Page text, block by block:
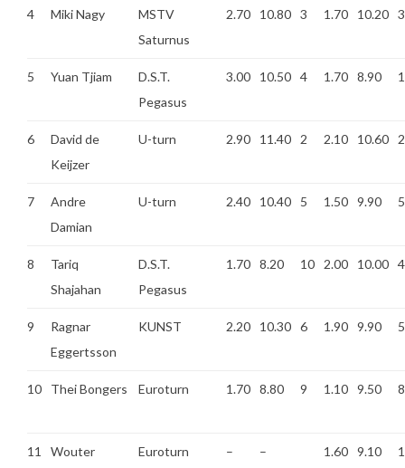
4 Miki Nagy
MSTV
Saturnus
2.70 10.80 3 1.70 10.20 3
5 Yuan Tjiam
D.S.T.
Pegasus
3.00 10.50 4 1.70 8.90
6
David de
Keijzer
U-turn 2.90 11.40 2 2.10 10.60 2
7
Andre
Damian
U-turn 2.40 10.40 5 1.50 9.90 5
8
Tariq
Shajahan
D.S.T.
Pegasus
1.70 8.20 10 2.00 10.00 4
9
Ragnar
Eggertsson
KUNST 2.20 10.30 6 1.90 9.90 5
10 Thei Bongers Euroturn 1.70 8.80 9 1.10 9.50 8
11
Wouter
Euroturn – – 1.60 9.10